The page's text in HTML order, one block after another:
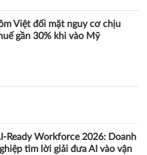
Việt đối mặt nguy cơ chịu
gần 30% khi vào Mỹ
Ready Workforce 2026: Doanh
tìm lời giải đưa AI vào vận